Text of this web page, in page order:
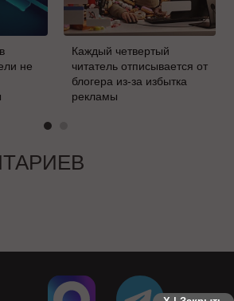
не
Каждый четвертый
читатель отписывается от
блогера из-за избытка
рекламы